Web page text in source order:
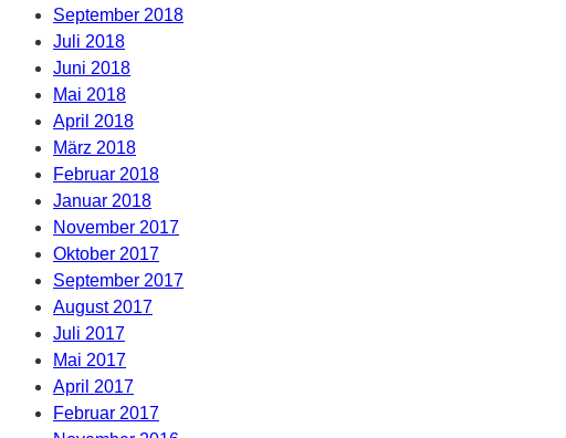
September 2018
Juli 2018
Juni 2018
Mai 2018
April 2018
März 2018
Februar 2018
Januar 2018
November 2017
Oktober 2017
September 2017
August 2017
Juli 2017
Mai 2017
April 2017
Februar 2017